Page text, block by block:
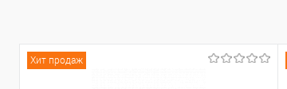
Хит продаж